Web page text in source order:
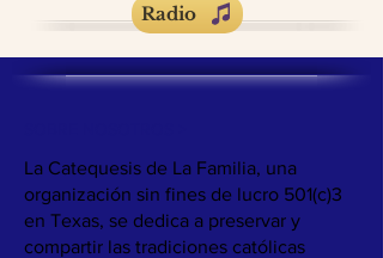
Radio
La Catequesis de La Familia, una
organización sin fines de lucro 501(c)3
en Texas, se dedica a preservar y
compartir las tradiciones católicas